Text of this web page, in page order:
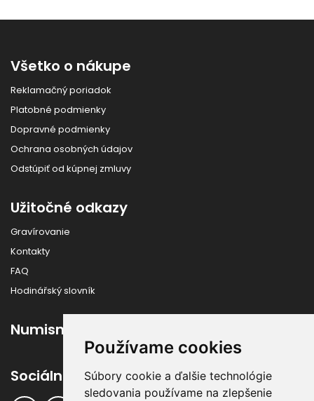
Používame cookies
Súbory cookie a ďalšie technológie
sledovania používame na zlepšenie
Všetko o nákupe
Reklamačný poriadok
Platobné podmienky
Dopravné podmienky
Ochrana osobných údajov
Odstúpiť od kúpnej zmluvy
Užitočné odkazy
Gravírovanie
Kontakty
FAQ
Hodinářský slovník
Numismatika
Sociálne siete